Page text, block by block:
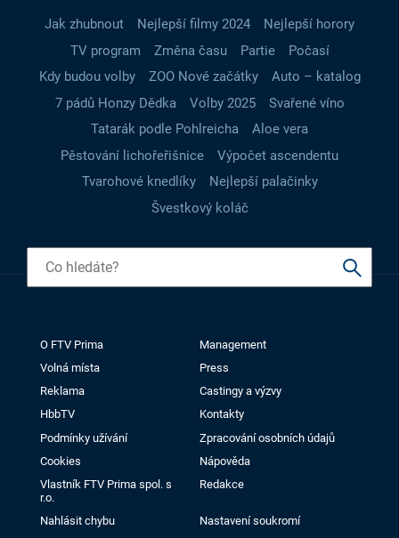
Jak zhubnout Nejlepší filmy 2024
Nejlepší horory
TV program
Změna času Partie
Počasí
Kdy budou volby
ZOO Nové začátky
Auto – katalog
7 pádů Honzy Dědka
Volby 2025
Svařené víno
Tatarák podle Pohlreicha
Aloe vera
Pěstování lichořeřišnice
Výpočet ascendentu
Tvarohové knedlíky
Nejlepší palačinky
Švestkový koláč
O FTV Prima
Management
Volná místa
Press
Reklama
Castingy a výzvy
HbbTV
Kontakty
Podmínky užívání
Zpracování osobních údajů
Cookies
Nápověda
Vlastník FTV Prima spol. s
r.o.
Redakce
Nahlásit chybu Nastavení soukromí